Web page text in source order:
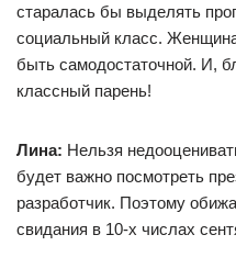
старалась бы выделять
социальный класс.
быть самодостаточной. И,
классный парень!
Лина: Нельзя
будет важно посмотреть
разработчик. Поэтому
свидания в 10-х числах